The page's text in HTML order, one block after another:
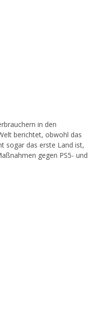
in den
berichtet, obwohl das
sogar das erste Land ist,
gegen PS5- und